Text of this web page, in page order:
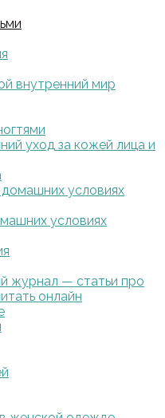
внутренний мир
уход за кожей лица и
условиях
условиях
журнал — статьи про
онлайн